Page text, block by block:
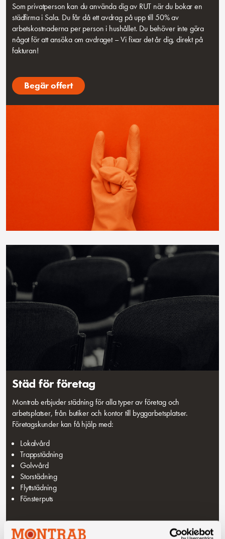
Som privatperson kan du använda dig av RUT när du bokar en
städfirma i Sala. Du får då ett avdrag på upp till 50% av
arbetskostnaderna per person i hushållet. Du behöver inte göra
något för att ansöka om avdraget – Vi fixar det år dig, direkt på
fakturan!
Begär offert
Städ för företag
Montrab erbjuder städning för alla typer av företag och
arbetsplatser, från butiker och kontor till byggarbetsplatser.
Företagskunder kan få hjälp med:
Lokalvård
Trappstädning
Golvvård
Storstädning
Flyttstädning
Fönsterputs
Begär offert